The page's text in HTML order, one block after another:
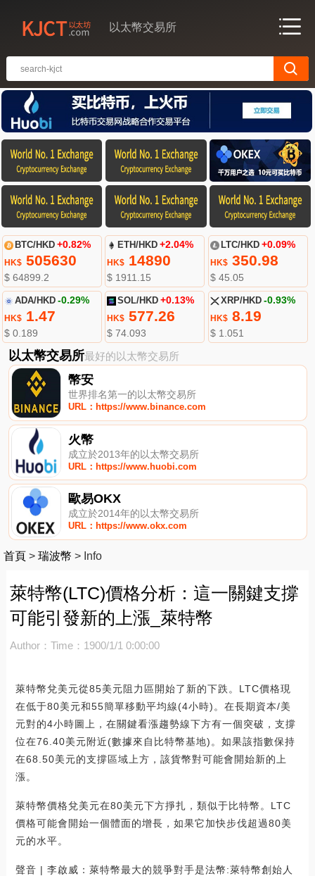
以太幣交易所
BTC/HKD +0.82%
HK$505630
$ 64899.2
ETH/HKD +2.04%
HK$ 14890
$ 1911.15
LTC/HKD +0.09%
HK$350.98
$ 45.05
ADA/HKD -0.29%
HK$1.47
$ 0.189
SOL/HKD +0.13%
HK$ 577.26
$ 74.093
XRP/HKD -0.93%
HK$8.19
$ 1.051
以太幣交易所最好的以太幣交易所
幣安
世界排名第一的以太幣交易所
URL：https://www.binance.com
火幣
成立於2013年的以太幣交易所
URL：https://www.huobi.com
歐易OKX
成立於2014年的以太幣交易所
URL：https://www.okx.com
首頁 > 瑞波幣 > Info
萊特幣(LTC)價格分析：這一關鍵支撐
可能引發新的上漲_萊特幣
Author： Time：1900/1/1 0:00:00
萊特幣兌美元從85美元阻力區開始了新的下跌。LTC價格現
在低于80美元和55簡單移動平均線(4小時)。在長期資本/美
元對的4小時圖上，在關鍵看漲趨勢線下方有一個突破，支撐
位在76.40美元附近(數據來自比特幣基地)。如果該指數保持
在68.50美元的支撐區域上方，該貨幣對可能會開始新的上
漲。
萊特幣價格兌美元在80美元下方掙扎，類似于比特幣。LTC
價格可能會開始一個體面的增長，如果它加快步伐超過80美
元的水平。
聲音 | 李啟威：萊特幣最大的競爭對手是法幣:萊特幣創始人